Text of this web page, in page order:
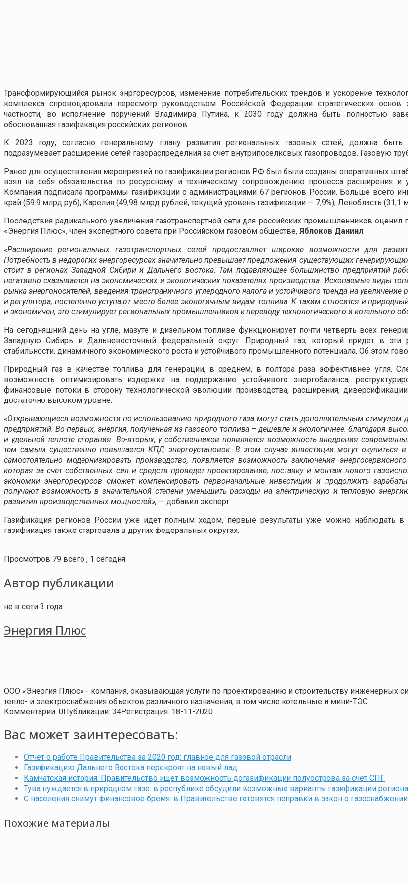
Трансформирующийся рынок энргоресурсов, изменение потребительских трендов и ускорение
комплекса спровоцировали пересмотр руководством Российской Федерации стратегических основ
частности, во исполнение поручений Владимира Путина, к 2030 году должна быть полностью
обоснованная газификация российских регионов.
К 2023 году, согласно генеральному плану развития региональных газовых сетей, должна быть
подразумевает расширение сетей газораспределния за счет внутрипоселковых газопроводов. Газовую
Ранее для осуществления мероприятий по газификации регионов РФ был были созданы оперативных
взял на себя обязательства по ресурсному и техническому сопровождению процесса расширения и
Компания подписала программы газификации с администрациями 67 регионов России. Больше всего
край (59.9 млрд руб), Карелия (49,98 млрд рублей, текущий уровень газификации — 7,9%), Ленобласть (31,1
Последствия радикального увеличения газотранспортной сети для российских промышленников
«Энергия Плюс», член экспертного совета при Российском газовом обществе, Яблоков Даниил:
«Расширение региональных газотранспортных сетей предоставляет широкие возможности для
Потребность в недорогих энергоресурсах значительно превышает предложения существующих
стоит в регионах Западной Сибири и Дальнего востока. Там подавляющее большинство предприятий
негативно сказывается на экономических и экологических показателях производства. Ископаемые виды
рынка энергоносителей, введения трансграничного углеродного налога и устойчивого тренда на увеличение
и регулятора, постепенно уступают место более экологичным видам топлива. К таким относится и
и экономичен, это стимулирует региональных промышленников к переводу технологического и котельного
На сегодняшний день на угле, мазуте и дизельном топливе функционирует почти четверть всех
Западную Сибирь и Дальневосточный федеральный округ. Природный газ, который придет в эти
стабильности, динамичного экономического роста и устойчивого промышленного потенциала. Об этом
Природный газ в качестве топлива для генерации, в среднем, в полтора раза эффективнее угля.
возможность оптимизировать издержки на поддержание устойчивого энергобаланса,
финансовые потоки в сторону технологической эволюции производства, расширения,
достаточно высоком уровне.
«Открывающиеся возможности по использованию природного газа могут стать дополнительным
предприятий. Во-первых, энергия, полученная из газового топлива – дешевле и экологичнее. благодаря
и удельной теплоте сгорания. Во-вторых, у собственников появляется возможность внедрения
тем самым существенно повышается КПД энергоустановок. В этом случае инвестиции могут окупиться
самостоятельно модернизировать производство, появляется возможность заключения
которая за счет собственных сил и средств проведет проектирование, поставку и монтаж нового
экономии энергоресурсов сможет компенсировать первоначальные инвестиции и продолжить
получают возможность в значительной степени уменьшить расходы на электрическую и тепловую
развития производственных мощностей», — добавил эксперт.
Газификация регионов России уже идет полным ходом, первые результаты уже можно наблюдать в
газификация также стартовала в других федеральных округах.
Просмотров 79 всего , 1 сегодня
Автор публикации
не в сети 3 года
Энергия Плюс
ООО «Энергия Плюс» - компания, оказывающая услуги по проектированию и строительству инженерных
тепло- и электроснабжения объектов различного назначения, в том числе котельные и мини-ТЭС.
Комментарии: 0Публикации: 34Регистрация: 18-11-2020
Вас может заинтересовать:
Отчет о работе Правительства за 2020 год: главное для газовой отрасли
Газификацию Дальнего Востока перекроят на новый лад
Камчатская история: Правительство ищет возможность догазификации полуострова за счет СПГ
Тува нуждается в природном газе: в республике обсудили возможные варианты газификации региона
С населения снимут финансовое бремя: в Правительстве готовятся поправки в закон о газоснабжении
Похожие материалы